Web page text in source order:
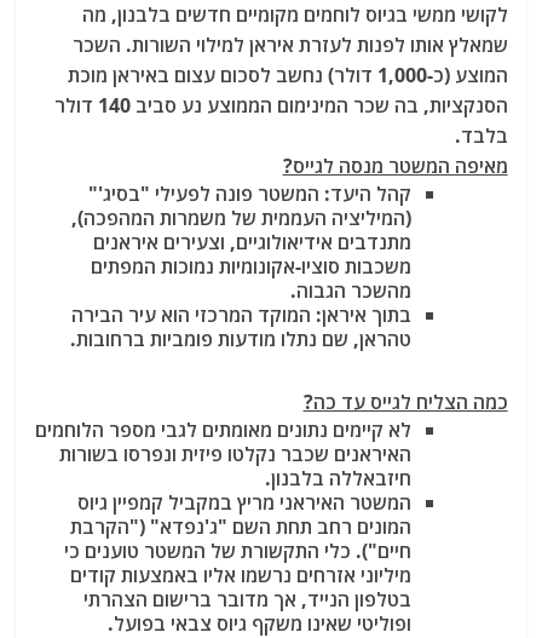
לקושי ממשי בגיוס לוחמים מקומיים חדשים בלבנון, מה
שמאלץ אותו לפנות לעזרת איראן למילוי השורות. השכר
המוצע (כ-1,000 דולר) נחשב לסכום עצום באיראן מוכת
הסנקציות, בה שכר המינימום הממוצע נע סביב 140 דולר
בלבד.
מאיפה המשטר מנסה לגייס?
קהל היעד: המשטר פונה לפעילי "בסיג'"
(המיליציה העממית של משמרות המהפכה),
מתנדבים אידיאולוגיים, וצעירים איראנים
משכבות סוציו-אקונומיות נמוכות המפתים
מהשכר הגבוה.
בתוך איראן: המוקד המרכזי הוא עיר הבירה
טהראן, שם נתלו מודעות פומביות ברחובות.
כמה הצליח לגייס עד כה?
לא קיימים נתונים מאומתים לגבי מספר הלוחמים
האיראנים שכבר נקלטו פיזית ונפרסו בשורות
חיזבאללה בלבנון.
המשטר האיראני מריץ במקביל קמפיין גיוס
המונים רחב תחת השם "ג'נפדא" ("הקרבת
חיים"). כלי התקשורת של המשטר טוענים כי
מיליוני אזרחים נרשמו אליו באמצעות קודים
בטלפון הנייד, אך מדובר ברישום הצהרתי
ופוליטי שאינו משקף גיוס צבאי בפועל.